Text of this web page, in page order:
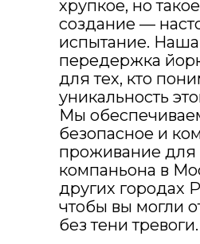
хрупкое, но
создание —
испытание. Наша
передержка
для тех, кто
уникальность
Мы
безопасное и
проживание для
компаньона в
других городах
чтобы вы могли
без тени тревоги.
это купон на
скидку 10% на
любую услугу
для любимой
собаки
чтоб закрепить скидку
нажмите на купон👇
🐕 ПЁСИЙ КУПОН